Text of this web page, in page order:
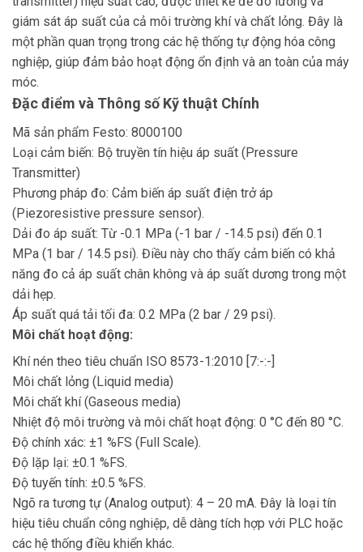
giám sát áp suất của cả môi trường khí và chất lỏng. Đây là
một phần quan trọng trong các hệ thống tự động hóa công
nghiệp, giúp đảm bảo hoạt động ổn định và an toàn của máy
móc.
Đặc điểm và Thông số Kỹ thuật Chính
Mã sản phẩm Festo: 8000100
Loại cảm biến: Bộ truyền tín hiệu áp suất (Pressure
Transmitter)
Phương pháp đo: Cảm biến áp suất điện trở áp
(Piezoresistive pressure sensor).
Dải đo áp suất: Từ -0.1 MPa (-1 bar / -14.5 psi) đến 0.1
MPa (1 bar / 14.5 psi). Điều này cho thấy cảm biến có khả
năng đo cả áp suất chân không và áp suất dương trong một
dải hẹp.
Áp suất quá tải tối đa: 0.2 MPa (2 bar / 29 psi).
Môi chất hoạt động:
Khí nén theo tiêu chuẩn ISO 8573-1:2010 [7:-:-]
Môi chất lỏng (Liquid media)
Môi chất khí (Gaseous media)
Nhiệt độ môi trường và môi chất hoạt động: 0 °C đến 80 °C.
Độ chính xác: ±1 %FS (Full Scale).
Độ lặp lại: ±0.1 %FS.
Độ tuyến tính: ±0.5 %FS.
Ngõ ra tương tự (Analog output): 4 – 20 mA. Đây là loại tín
hiệu tiêu chuẩn công nghiệp, dễ dàng tích hợp với PLC hoặc
các hệ thống điều khiển khác.